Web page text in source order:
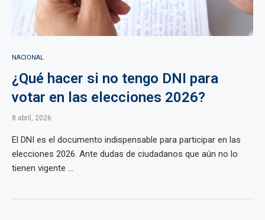
NACIONAL
¿Qué hacer si no tengo DNI para
votar en las elecciones 2026?
8 abril, 2026
El DNI es el documento indispensable para participar en las
elecciones 2026. Ante dudas de ciudadanos que aún no lo
tienen vigente ...